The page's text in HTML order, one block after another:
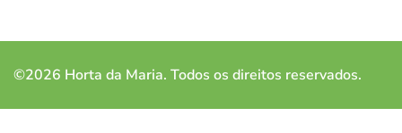
©2026 Horta da Maria. Todos os direitos reservados.